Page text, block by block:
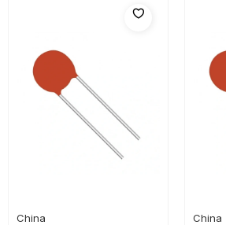
China
China